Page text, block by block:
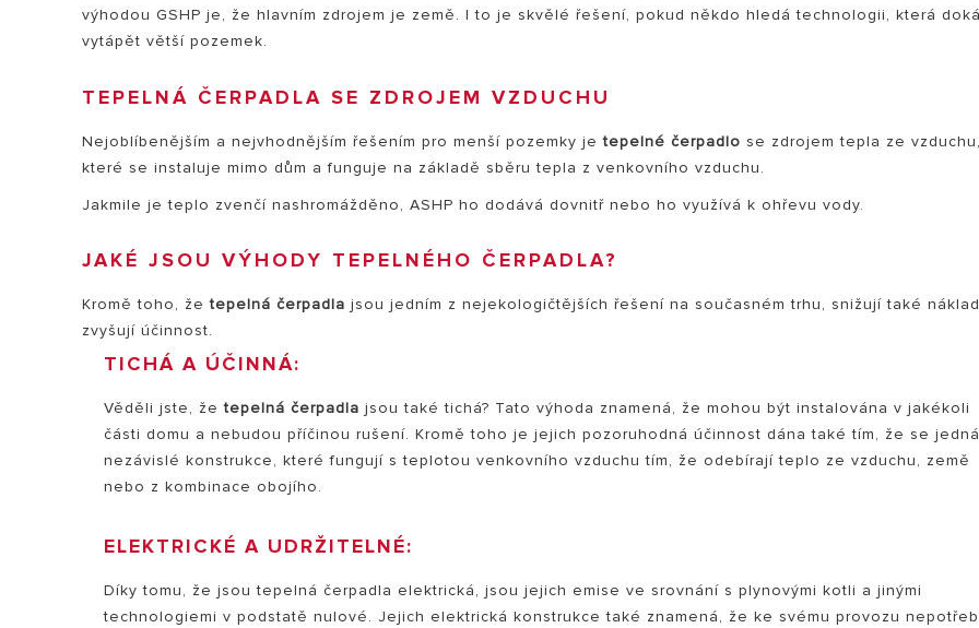
výhodou GSHP je, že hlavním zdrojem je země. I to je skvělé řešení, pokud někdo hledá technologii, která
vytápět větší pozemek.
TEPELNÁ ČERPADLA SE ZDROJEM VZDUCHU
Nejoblíbenějším a nejvhodnějším řešením pro menší pozemky jetepelné čerpadlo se zdrojem tepla ze
které se instaluje mimo dům a funguje na základě sběru tepla z venkovního vzduchu.
Jakmile je teplo zvenčí nashromážděno, ASHP ho dodává dovnitř nebo ho využívá k ohřevu vody.
JAKÉ JSOU VÝHODY TEPELNÉHO ČERPADLA?
Kromě toho, žetepelná čerpadla jsou jedním z nejekologičtějších řešení na současném trhu, snižují také
zvyšují účinnost.
TICHÁ A ÚČINNÁ:
Věděli jste, žetepelná čerpadla jsou také tichá? Tato výhoda znamená, že mohou být instalována v jakékoli
části domu a nebudou příčinou rušení. Kromě toho je jejich pozoruhodná účinnost dána také tím, že se
nezávislé konstrukce, které fungují s teplotou venkovního vzduchu tím, že odebírají teplo ze vzduchu, země
nebo z kombinace obojího.
ELEKTRICKÉ A UDRŽITELNÉ:
Díky tomu, že jsou tepelná čerpadla elektrická, jsou jejich emise ve srovnání s plynovými kotli a jinými
technologiemi v podstatě nulové. Jejich elektrická konstrukce také znamená, že ke svému provozu